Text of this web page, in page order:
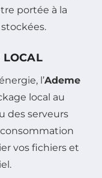
portée à la
LOCAL
l’Ademe
local au
des serveurs
vos fichiers et